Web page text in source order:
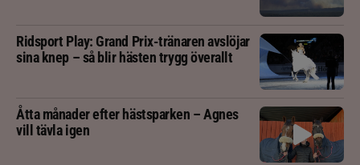
Ridsport Play: Grand Prix-tränaren avslöjar
sina knep – så blir hästen trygg överallt
Åtta månader efter hästsparken – Agnes
vill tävla igen